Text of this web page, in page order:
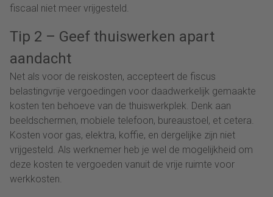
fiscaal niet meer vrijgesteld.
Tip 2 – Geef thuiswerken apart
aandacht
Net als voor de reiskosten, accepteert de fiscus
belastingvrije vergoedingen voor daadwerkelijk gemaakte
kosten ten behoeve van de thuiswerkplek. Denk aan
beeldschermen, mobiele telefoon, bureaustoel, et cetera.
Kosten voor gas, elektra, koffie, en dergelijke zijn niet
vrijgesteld. Als werknemer heb je wel de mogelijkheid om
deze kosten te vergoeden vanuit de vrije ruimte voor
werkkosten.